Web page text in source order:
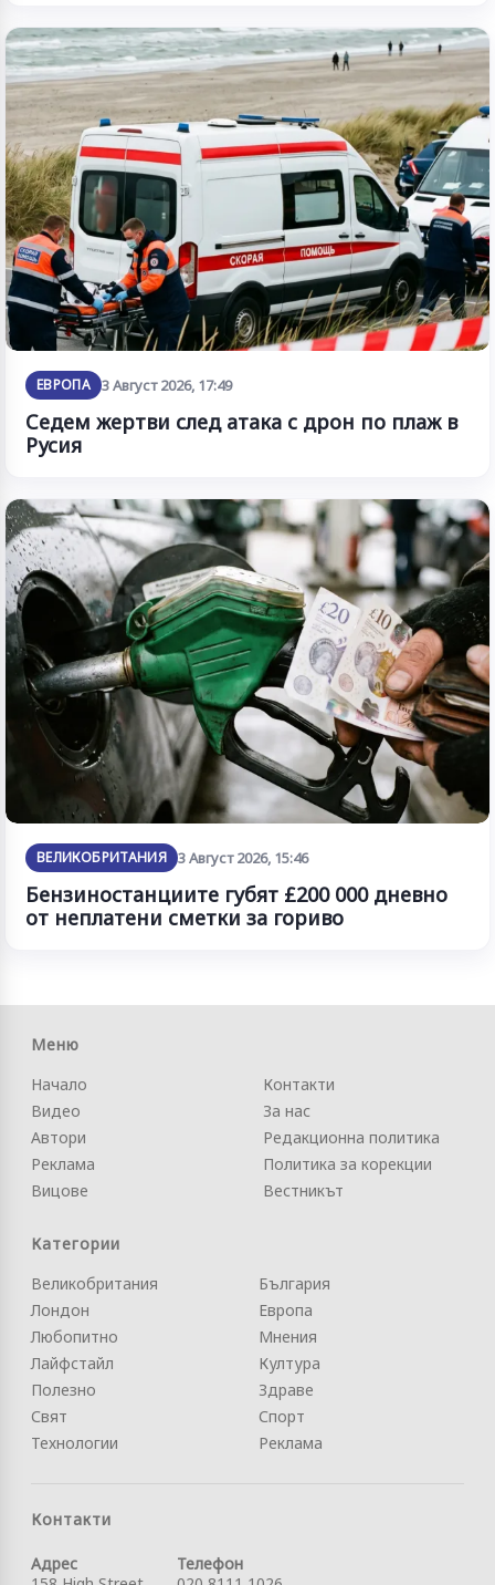
ЕВРОПА 3 Август 2026, 17:49
Седем жертви след атака с дрон по плаж в
Русия
ВЕЛИКОБРИТАНИЯ 3 Август 2026, 15:46
Бензиностанциите губят £200 000 дневно
от неплатени сметки за гориво
Меню
Начало
Видео
Автори
Реклама
Вицове
Контакти
За нас
Редакционна политика
Политика за корекции
Вестникът
Категории
Великобритания
Лондон
Любопитно
Лайфстайл
Полезно
Свят
Технологии
България
Европа
Мнения
Култура
Здраве
Спорт
Реклама
Контакти
Адрес
Телефон